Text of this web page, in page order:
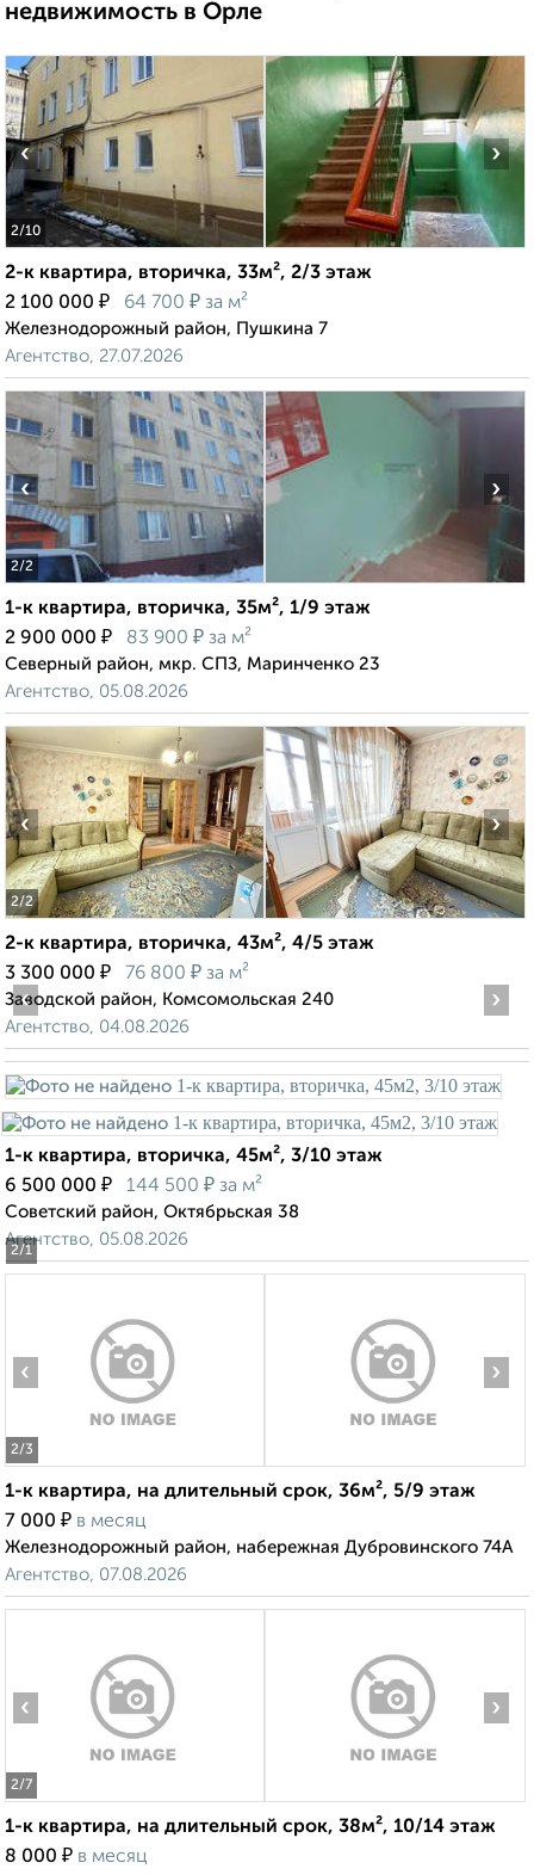
недвижимость в Орле
2/10
‹ ›
2-к квартира, вторичка, 33м², 2/3 этаж
2 100 000 ₽ 64 700 ₽ за м²
Железнодорожный район, Пушкина 7
Агентство, 27.07.2026
2/2
‹ ›
1-к квартира, вторичка, 35м², 1/9 этаж
2 900 000 ₽ 83 900 ₽ за м²
Северный район, мкр. СПЗ, Маринченко 23
Агентство, 05.08.2026
2/2
‹ ›
2-к квартира, вторичка, 43м², 4/5 этаж
3 300 000 ₽ 76 800 ₽ за м²
Заводской район, Комсомольская 240
Агентство, 04.08.2026
2/1
‹ ›
1-к квартира, вторичка, 45м², 3/10 этаж
6 500 000 ₽ 144 500 ₽ за м²
Советский район, Октябрьская 38
Агентство, 05.08.2026
2/3
‹ ›
1-к квартира, на длительный срок, 36м², 5/9 этаж
7 000 ₽ в месяц
Железнодорожный район, набережная Дубровинского 74А
Агентство, 07.08.2026
2/7
‹ ›
1-к квартира, на длительный срок, 38м², 10/14 этаж
8 000 ₽ в месяц